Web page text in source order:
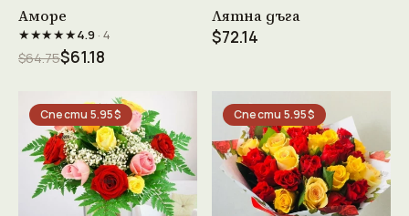
Аморе
★★★★★4.9· 4
$64.75$61.18
Виж продукта →
Лятна дъга
$72.14
Спести 5.95$ Спести 5.95$